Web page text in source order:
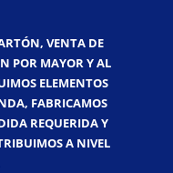
VENTA DE
POR MAYOR Y AL
ELEMENTOS
FABRICAMOS
REQUERIDA Y
A NIVEL